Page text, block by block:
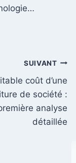
SUIVANT
coût d’une
de société :
analyse
détaillée